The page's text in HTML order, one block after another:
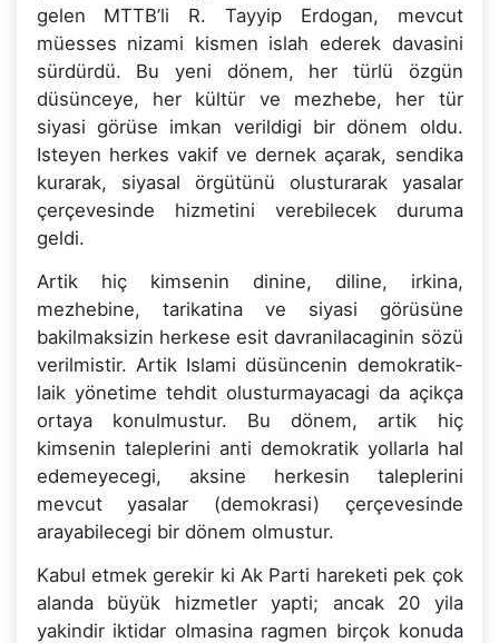
gelen MTTB’li R. Tayyip Erdogan, mevcut
müesses nizami kismen islah ederek davasini
sürdürdü. Bu yeni dönem, her türlü özgün
düsünceye, her kültür ve mezhebe, her tür
siyasi görüse imkan verildigi bir dönem oldu.
Isteyen herkes vakif ve dernek açarak, sendika
kurarak, siyasal örgütünü olusturarak yasalar
çerçevesinde hizmetini verebilecek duruma
geldi.
Artik hiç kimsenin dinine, diline, irkina,
mezhebine, tarikatina ve siyasi görüsüne
bakilmaksizin herkese esit davranilacaginin sözü
verilmistir. Artik Islami düsüncenin demokratik-
laik yönetime tehdit olusturmayacagi da açikça
ortaya konulmustur. Bu dönem, artik hiç
kimsenin taleplerini anti demokratik yollarla hal
edemeyecegi, aksine herkesin taleplerini
mevcut yasalar (demokrasi) çerçevesinde
arayabilecegi bir dönem olmustur.
Kabul etmek gerekir ki Ak Parti hareketi pek çok
alanda büyük hizmetler yapti; ancak 20 yila
yakindir iktidar olmasina ragmen birçok konuda